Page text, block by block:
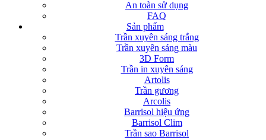
An toàn sử dụng
FAQ
Sản phẩm
Trần xuyên sáng trắng
Trần xuyên sáng màu
3D Form
Trần in xuyên sáng
Artolis
Trần gương
Arcolis
Barrisol hiệu ứng
Barrisol Clim
Trần sao Barrisol